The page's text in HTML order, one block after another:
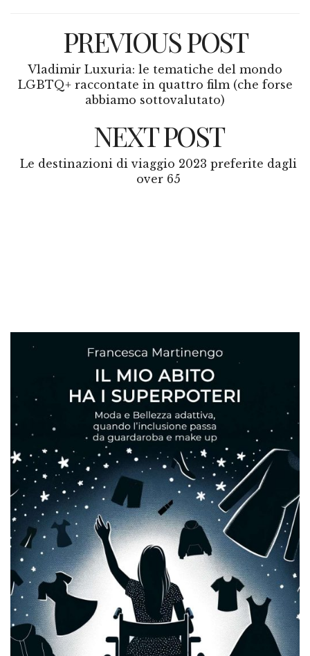
PREVIOUS POST
Vladimir Luxuria: le tematiche del mondo
LGBTQ+ raccontate in quattro film (che forse
abbiamo sottovalutato)
NEXT POST
Le destinazioni di viaggio 2023 preferite dagli
over 65